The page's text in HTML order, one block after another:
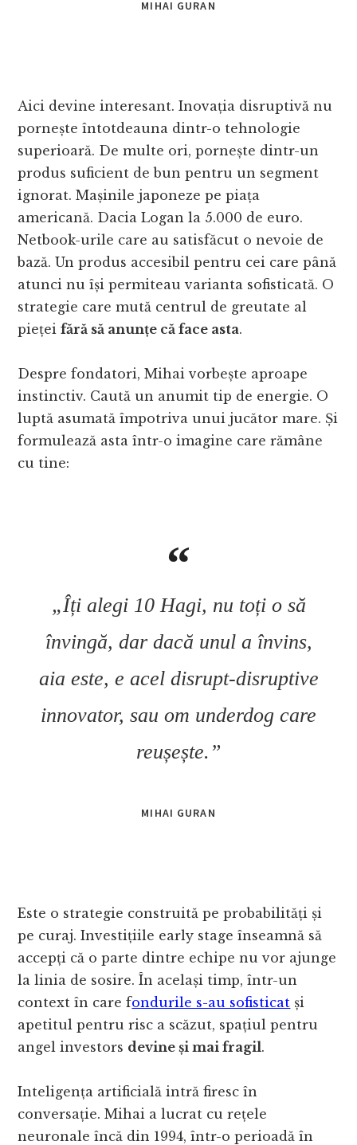
MIHAI GURAN
Aici devine interesant. Inovația disruptivă nu
pornește întotdeauna dintr-o tehnologie
superioară. De multe ori, pornește dintr-un
produs suficient de bun pentru un segment
ignorat. Mașinile japoneze pe piața
americană. Dacia Logan la 5.000 de euro.
Netbook-urile care au satisfăcut o nevoie de
bază. Un produs accesibil pentru cei care până
atunci nu își permiteau varianta sofisticată. O
strategie care mută centrul de greutate al
piețeifără să anunțe că face asta.
Despre fondatori, Mihai vorbește aproape
instinctiv. Caută un anumit tip de energie. O
luptă asumată împotriva unui jucător mare. Și
formulează asta într-o imagine care rămâne
cu tine:
„Îți alegi 10 Hagi, nu toți o să
învingă, dar dacă unul a învins,
aia este, e acel disrupt-disruptive
innovator, sau om underdog care
reușește.”
MIHAI GURAN
Este o strategie construită pe probabilități și
pe curaj. Investițiile early stage înseamnă să
accepți că o parte dintre echipe nu vor ajunge
la linia de sosire. În același timp, într-un
context în care fondurile s-au sofisticat și
apetitul pentru risc a scăzut, spațiul pentru
angel investors devine și mai fragil.
Inteligența artificială intră firesc în
conversație. Mihai a lucrat cu rețele
neuronale încă din 1994, într-o perioadă în